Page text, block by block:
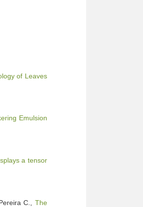
of Leaves
Emulsion
a tensor
C., The